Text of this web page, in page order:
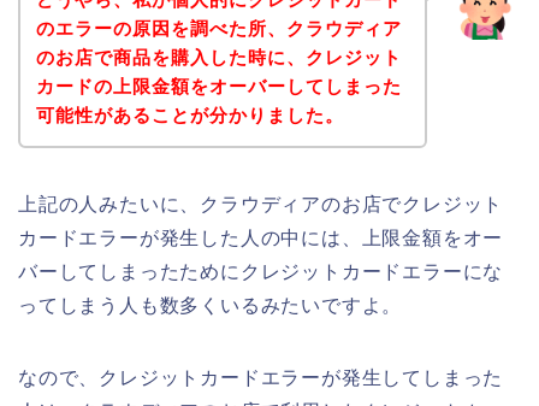
のエラーの原因を調べた所、クラウディア
のお店で商品を購入した時に、クレジット
カードの上限金額をオーバーしてしまった
可能性があることが分かりました。
上記の人みたいに、クラウディアのお店でクレジット
カードエラーが発生した人の中には、上限金額をオー
バーしてしまったためにクレジットカードエラーにな
ってしまう人も数多くいるみたいですよ。
なので、クレジットカードエラーが発生してしまった